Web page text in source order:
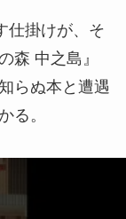
仕掛けが、そ
森 中之島』
らぬ本と遭遇
る。